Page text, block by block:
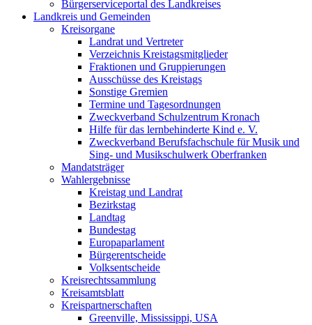
Bürgerserviceportal des Landkreises
Landkreis und Gemeinden
Kreisorgane
Landrat und Vertreter
Verzeichnis Kreistagsmitglieder
Fraktionen und Gruppierungen
Ausschüsse des Kreistags
Sonstige Gremien
Termine und Tagesordnungen
Zweckverband Schulzentrum Kronach
Hilfe für das lernbehinderte Kind e. V.
Zweckverband Berufsfachschule für Musik und
Sing- und Musikschulwerk Oberfranken
Mandatsträger
Wahlergebnisse
Kreistag und Landrat
Bezirkstag
Landtag
Bundestag
Europaparlament
Bürgerentscheide
Volksentscheide
Kreisrechtssammlung
Kreisamtsblatt
Kreispartnerschaften
Greenville, Mississippi, USA